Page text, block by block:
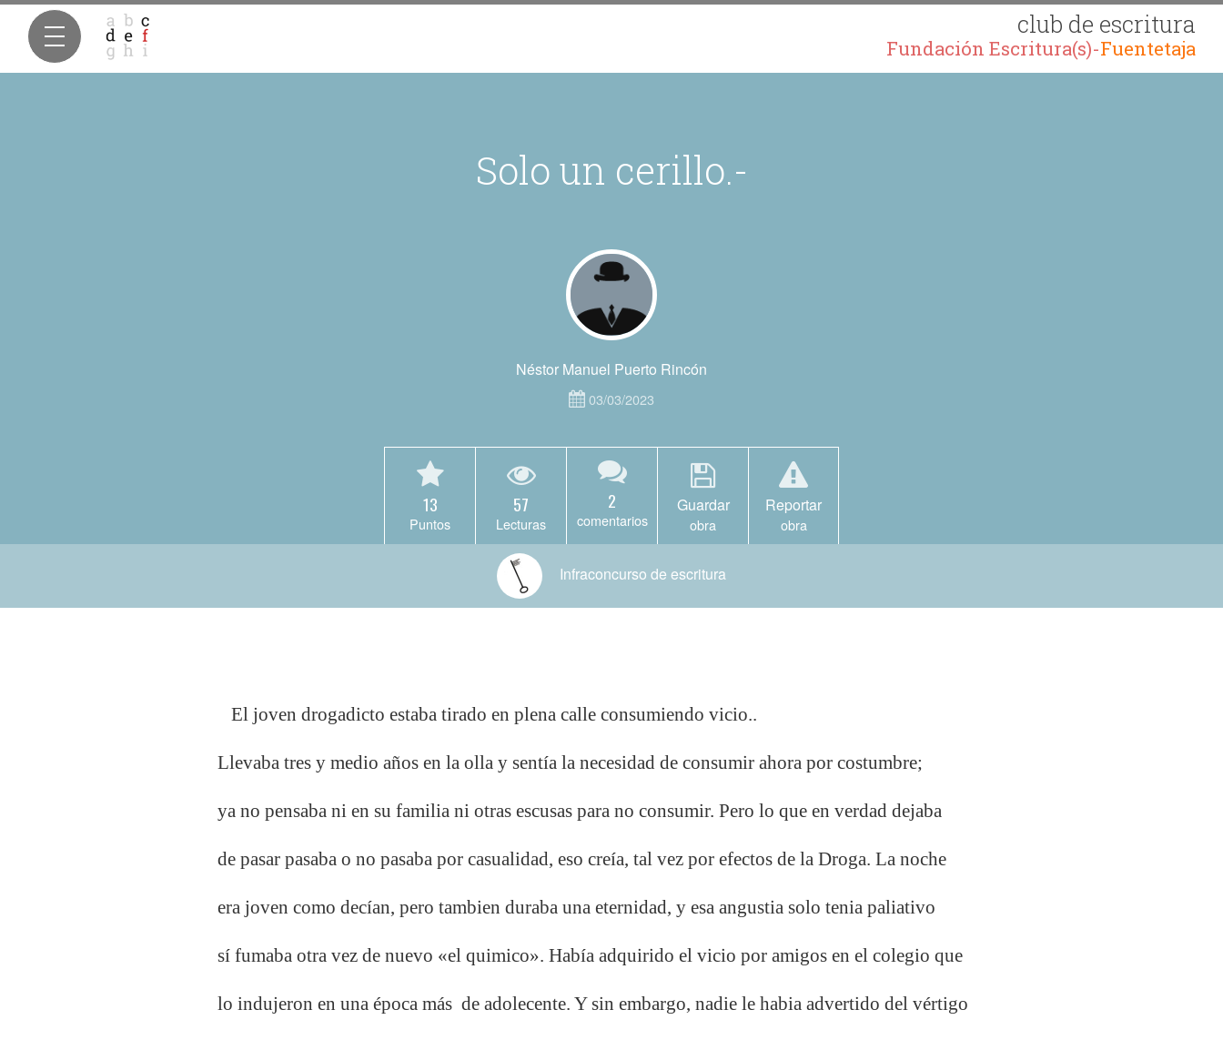
club de escritura
Fundación Escritura(s)-Fuentetaja
Solo un cerillo.-
Néstor Manuel Puerto Rincón
03/03/2023
13
Puntos
57
Lecturas
2
comentarios
Guardar
obra
Reportar
obra
Infraconcurso de escritura
El joven drogadicto estaba tirado en plena calle consumiendo vicio..
Llevaba tres y medio años en la olla y sentía la necesidad de consumir ahora por costumbre;
ya no pensaba ni en su familia ni otras escusas para no consumir. Pero lo que en verdad dejaba
de pasar pasaba o no pasaba por casualidad, eso creía, tal vez por efectos de la Droga. La noche
era joven como decían, pero tambien duraba una eternidad, y esa angustia solo tenia paliativo
sí fumaba otra vez de nuevo «el quimico». Había adquirido el vicio por amigos en el colegio que
lo indujeron en una época más de adolecente. Y sin embargo, nadie le habia advertido del vértigo